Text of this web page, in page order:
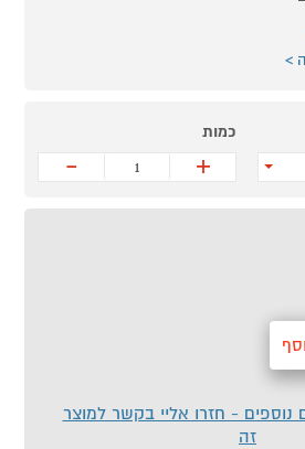
כמות
+
-
נוספים - חזרו אליי בקשר למוצר
זה